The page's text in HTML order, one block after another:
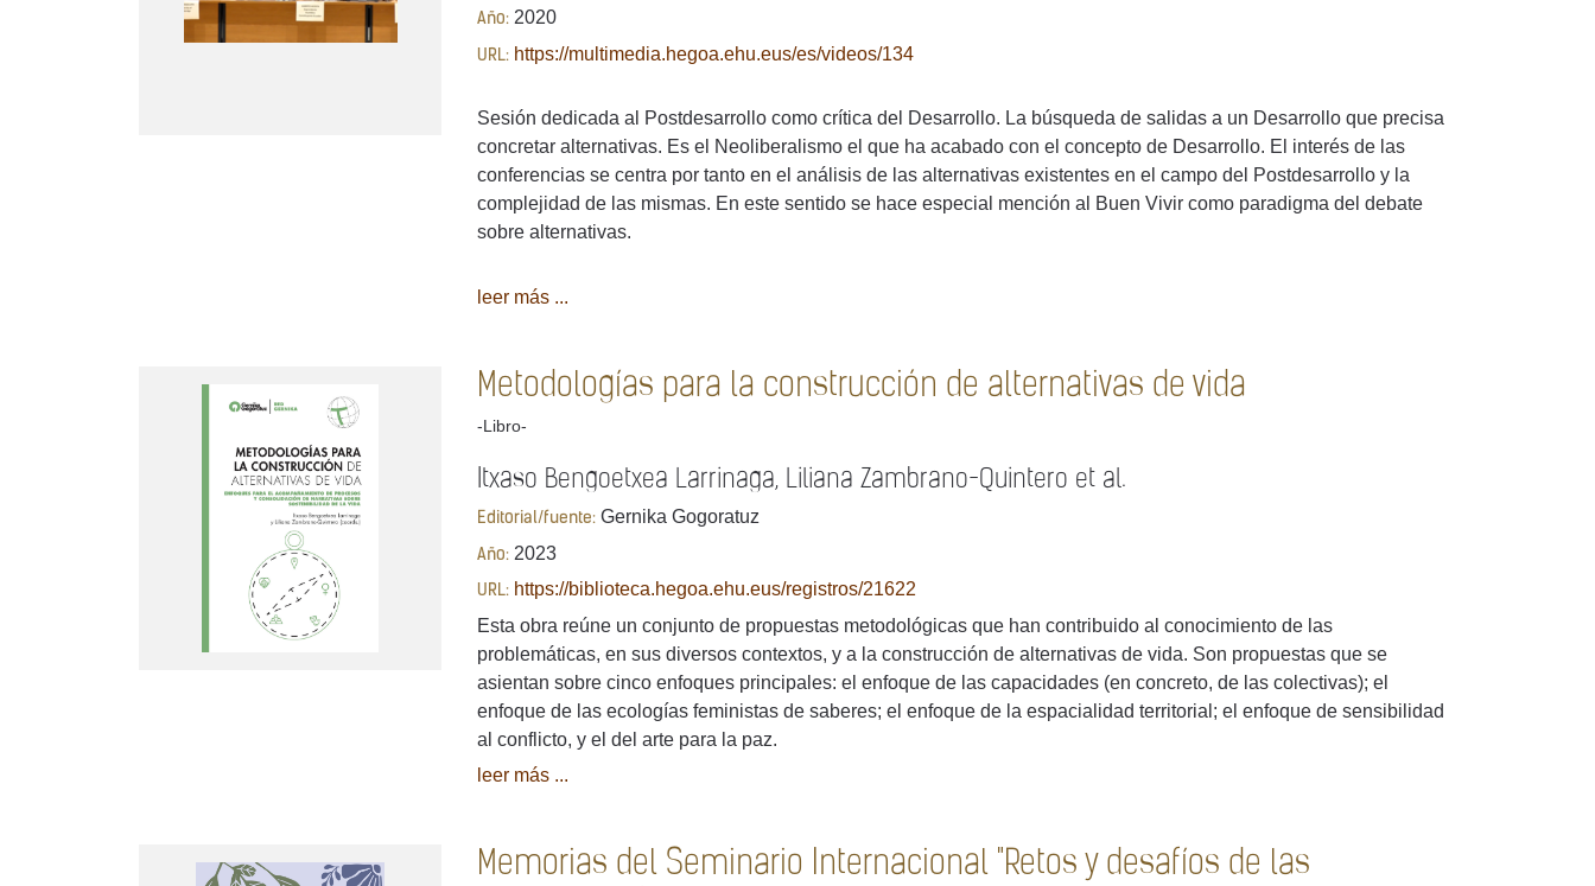
Año: 2020
URL: https://multimedia.hegoa.ehu.eus/es/videos/134
Sesión dedicada al Postdesarrollo como crítica del Desarrollo. La búsqueda de salidas a un Desarrollo que precisa
concretar alternativas. Es el Neoliberalismo el que ha acabado con el concepto de Desarrollo. El interés de las
conferencias se centra por tanto en el análisis de las alternativas existentes en el campo del Postdesarrollo y la
complejidad de las mismas. En este sentido se hace especial mención al Buen Vivir como paradigma del debate
sobre alternativas.
leer más ...
Metodologías para la construcción de alternativas de vida
-Libro-
Itxaso Bengoetxea Larrinaga, Liliana Zambrano-Quintero et al.
Editorial/fuente: Gernika Gogoratuz
Año: 2023
URL: https://biblioteca.hegoa.ehu.eus/registros/21622
Esta obra reúne un conjunto de propuestas metodológicas que han contribuido al conocimiento de las
problemáticas, en sus diversos contextos, y a la construcción de alternativas de vida. Son propuestas que se
asientan sobre cinco enfoques principales: el enfoque de las capacidades (en concreto, de las colectivas); el
enfoque de las ecologías feministas de saberes; el enfoque de la espacialidad territorial; el enfoque de sensibilidad
al conflicto, y el del arte para la paz.
leer más ...
Memorias del Seminario Internacional "Retos y desafíos de las